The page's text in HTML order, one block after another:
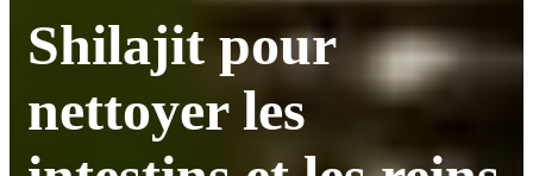
Shilajit pour
nettoyer les